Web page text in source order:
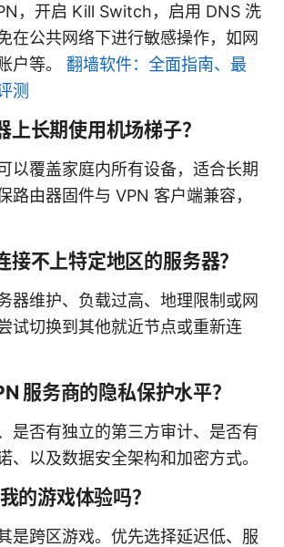
，开启 Kill Switch，启用 DNS 洗
在公共网络下进行敏感操作，如网
户等。 翻墙软件：全面指南、最
测
上长期使用机场梯子？
以覆盖家庭内所有设备，适合长期
路由器固件与 VPN 客户端兼容，
接不上特定地区的服务器？
器维护、负载过高、地理限制或网
试切换到其他就近节点或重新连
服务商的隐私保护水平？
是否有独立的第三方审计、是否有
、以及数据安全架构和加密方式。
的游戏体验吗？
是跨区游戏。优先选择延迟低、服